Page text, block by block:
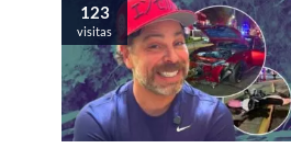
123
visitas